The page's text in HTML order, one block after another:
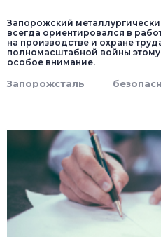
Запорожский
всегда ориентировался в
на производстве и охране
полномасштабной войны
особое внимание.
Запорожсталь